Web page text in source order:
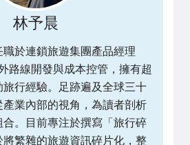
林予晨
於連鎖旅遊集團產品經理
路線開發與成本控管，擁有超
行經驗。足跡遍及全球三十
產業內部的視角，為讀者剖析
。目前專注於撰寫「旅行碎
將繁雜的旅遊資訊碎片化，整